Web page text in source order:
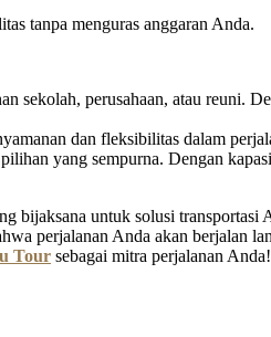
tanpa menguras anggaran Anda.
sekolah, perusahaan, atau reuni.
dan fleksibilitas dalam
yang sempurna. Dengan
bijaksana untuk solusi
perjalanan Anda akan berjalan
Tour sebagai mitra perjalanan Anda!